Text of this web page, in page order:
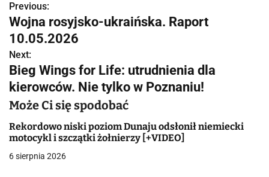
N
a
w
i
g
a
c
Previous:
Wojna rosyjsko-ukraińska. Raport
10.05.2026
Next:
Bieg Wings for Life: utrudnienia dla
kierowców. Nie tylko w Poznaniu!
Może Ci się spodobać
Rekordowo niski poziom Dunaju odsłonił niemiecki
motocykl i szczątki żołnierzy [+VIDEO]
6 sierpnia 2026